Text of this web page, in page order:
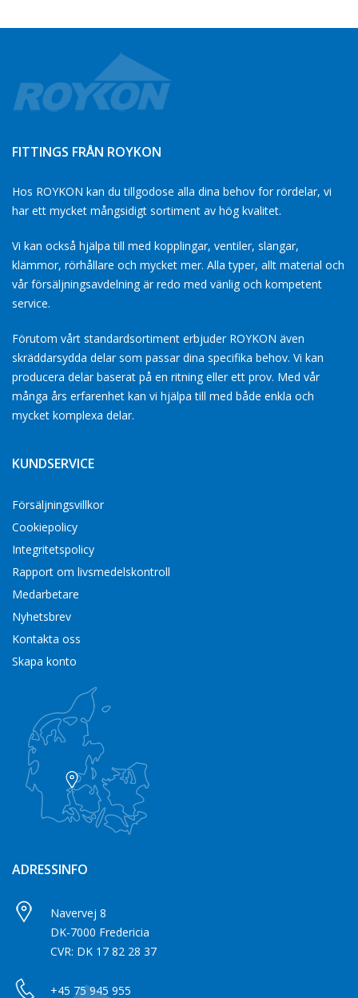
FITTINGS FRÅN ROYKON
Hos ROYKON kan du tillgodose alla dina behov for rördelar, vi
har ett mycket mångsidigt sortiment av hög kvalitet.
Vi kan också hjälpa till med kopplingar, ventiler, slangar,
klämmor, rörhållare och mycket mer. Alla typer, allt material och
vår försäljningsavdelning är redo med vänlig och kompetent
service.
Förutom vårt standardsortiment erbjuder ROYKON även
skräddarsydda delar som passar dina specifika behov. Vi kan
producera delar baserat på en ritning eller ett prov. Med vår
många års erfarenhet kan vi hjälpa till med både enkla och
mycket komplexa delar.
KUNDSERVICE
Försäljningsvillkor
Cookiepolicy
Integritetspolicy
Rapport om livsmedelskontroll
Medarbetare
Nyhetsbrev
Kontakta oss
Skapa konto
ADRESSINFO
Navervej 8
DK-7000 Fredericia
CVR: DK 17 82 28 37
+45 75 945 955